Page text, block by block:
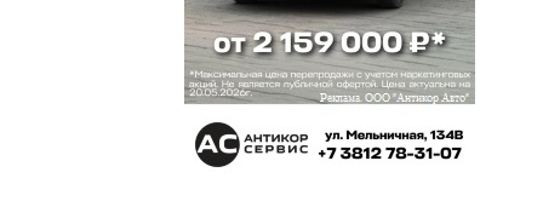
Впрочем им, губернаторам, некогда этой
мелочевкой заниматься. Они Федоровку строят.
Метротрамы. И много еще чего грандиозного.
Стратеги.
Олег Лизгунов 15 марта 2024 в 07:50:
Михаил. Да. Государство в данном конкретном